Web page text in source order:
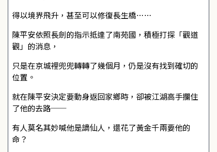
得以境界飛升，甚至可以修復長生橋……
陳平安依照長劍的指示抵達了南苑國，積極打探「觀道
觀」的消息，
只是在京城裡兜兜轉轉了幾個月，仍是沒有找到確切的
位置。
就在陳平安決定要動身返回家鄉時，卻被江湖高手攔住
了他的去路──
有人莫名其妙喊他是謫仙人，還花了黃金千兩要他的
命？